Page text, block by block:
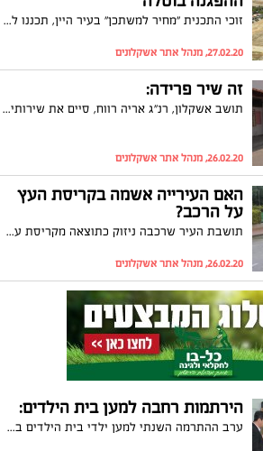
זוכי התכנית "מחיר למשתכן" בעיר היין, תכננו לקיים הפגנה היום (חמישי) במחאה על הקפאת ההיתרים על ידי עיריית אשקלון. הזוכים יצאו למאבק ציבורי, תכננו הפגנה אבל אז חזר בו ראש העיר מהחלטתו ושחרר את החסמים מחדש. זוכי התכנית מבטיחים: "לא נהיה כלי למשחקי כוח, אנחנו דורשים שיקדמו את הבית שהבטיחו לנו"
27.02.20, מנהל אתר אשקלונים
זה שיר פרידה:
תושב אשקלון, רנ"ג אריה רווח, סיים את שירותי כסוהר בתום 34 שנות שירות. חבריו בבית המעצר 'שקמה' באשקלון נפרדו ממנו בצעדה מרגשת
26.02.20, מנהל אתר אשקלונים
האם העירייה אשמה בקריסת העץ
על הרכב?
תושבת העיר שרכבה ניזוק כתוצאה מקריסת עץ במהלך הסערה האחרונה מבקשת לקבל פיצויים מהעירייה, שמצדה מתנערת מאחריות וטוענת כי מדובר ב"כוח עליון"
26.02.20, מנהל אתר אשקלונים
הירתמות רחבה למען בית הילדים:
ערב ההתרמה השנתי למען ילדי בית הילדים באשקלון הסתיים בהצלחה: התורמים הנדיבים פתחו את ליבם וכיסם בערב מרגש. יו"ר העמותה, דוד רוזנר: "מודה לכם בשמי ובשם 72 העולמות שנפלה בחלקנו הזכות לעזור להם"